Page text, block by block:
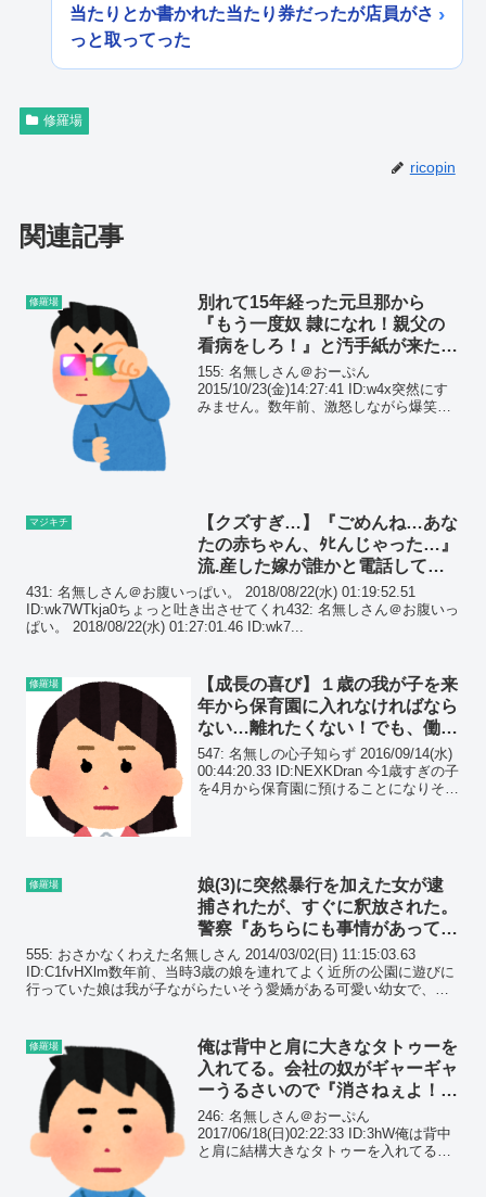
当たりとか書かれた当たり券だったが店員がさ
っと取ってった
修羅場
ricopin
関連記事
修羅場
別れて15年経った元旦那から
『もう一度奴 隷になれ！親父の
看病をしろ！』と汚手紙が来た。
私は思わずガッツポーズｗｗｗ
155: 名無しさん＠おーぷん
2015/10/23(金)14:27:41 ID:w4x突然にす
みません。数年前、激怒しながら爆笑し
マジキチ
【クズすぎ…】『ごめんね…あな
たの赤ちゃん、ﾀﾋんじゃった…』
流.産した嫁が誰かと電話して
た。後日、弁護士を連れて帰宅す
ると…
431: 名無しさん＠お腹いっぱい。 2018/08/22(水) 01:19:52.51
ID:wk7WTkja0ちょっと吐き出させてくれ432: 名無しさん＠お腹いっ
ぱい。 2018/08/22(水) 01:27:01.46 ID:wk7...
修羅場
【成長の喜び】１歳の我が子を来
年から保育園に入れなければなら
ない…離れたくない！でも、働か
なきゃ…
547: 名無しの心子知らず 2016/09/14(水)
00:44:20.33 ID:NEXKDran 今1歳すぎの子
を4月から保育園に預けることになりそう
修羅場
娘(3)に突然暴行を加えた女が逮
捕されたが、すぐに釈放された。
警察『あちらにも事情があって可
哀想ですから…』
555: おさかなくわえた名無しさん 2014/03/02(日) 11:15:03.63
ID:C1fvHXlm数年前、当時3歳の娘を連れてよく近所の公園に遊びに
行っていた娘は我が子ながらたいそう愛嬌がある可愛い幼女で、連
修羅場
俺は背中と肩に大きなタトゥーを
入れてる。会社の奴がギャーギャ
ーうるさいので『消さねぇよ！』
とキツく言ったら…
246: 名無しさん＠おーぷん
2017/06/18(日)02:22:33 ID:3hW俺は背中
と肩に結構大きなタトゥーを入れてるん